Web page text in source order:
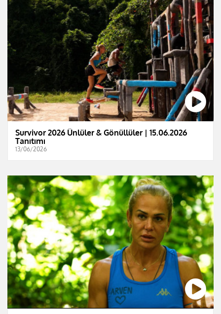
Survivor 2026 Ünlüler & Gönüllüler | 15.06.2026
Tanıtımı
13/06/2026